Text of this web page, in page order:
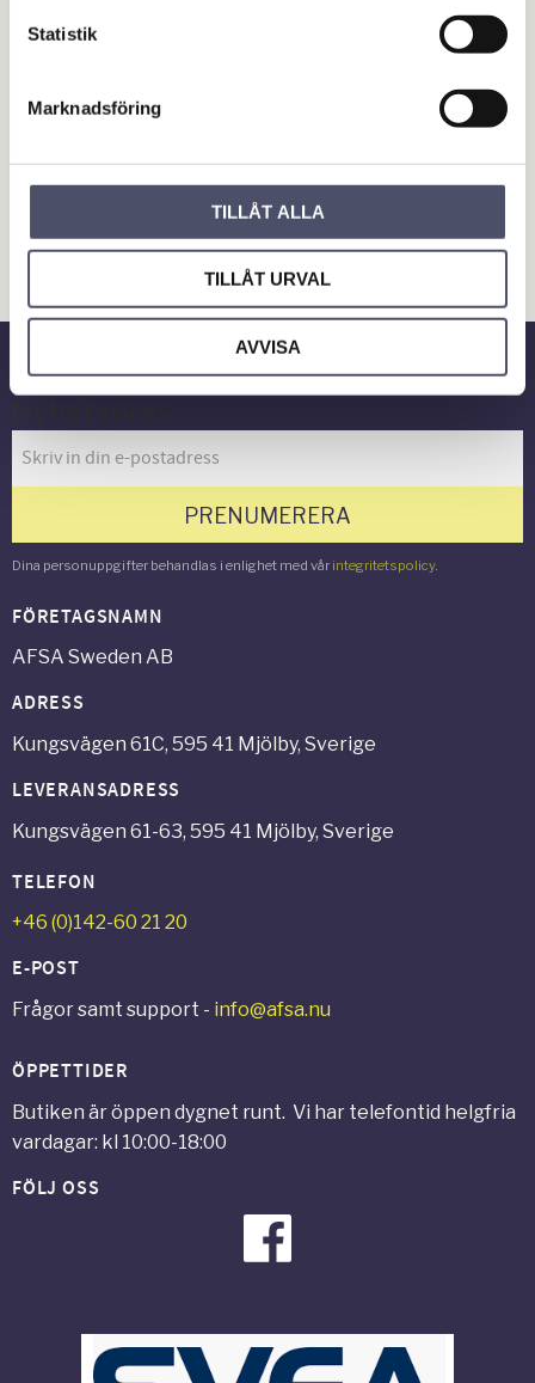
Statistik
Marknadsföring
TILLÅT ALLA
TILLÅT URVAL
AVVISA
Verkstad & Industri
Gård & Grönyta
PRENUMERERA
Dina personuppgifter behandlas i enlighet med vår integritetspolicy.
FÖRETAGSNAMN
AFSA Sweden AB
ADRESS
Kungsvägen 61C, 595 41 Mjölby, Sverige
LEVERANSADRESS
Kungsvägen 61-63, 595 41 Mjölby, Sverige
TELEFON
+46 (0)142-60 21 20
E-POST
Frågor samt support - info@afsa.nu
ÖPPETTIDER
Butiken är öppen dygnet runt. Vi har telefontid helgfria
vardagar: kl 10:00-18:00
FÖLJ OSS